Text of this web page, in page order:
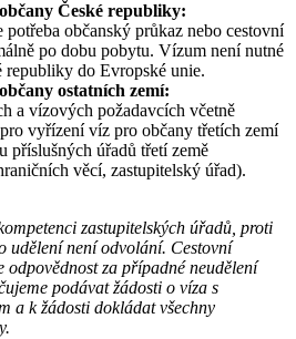
České republiky:
občanský průkaz nebo cestovní
po dobu pobytu. Vízum není nutné
republiky do Evropské unie.
ostatních zemí:
a vízových požadavcích včetně
vyřízení víz pro občany třetích zemí
příslušných úřadů třetí země
věcí, zastupitelský úřad).
zastupitelských úřadů, proti
udělení není odvolání. Cestovní
odpovědnost za případné neudělení
podávat žádosti o víza s
a k žádosti dokládat všechny